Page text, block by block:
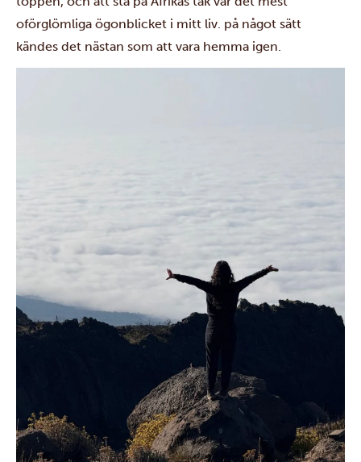
oförglömliga ögonblicket i mitt liv. på något sätt
kändes det nästan som att vara hemma igen.